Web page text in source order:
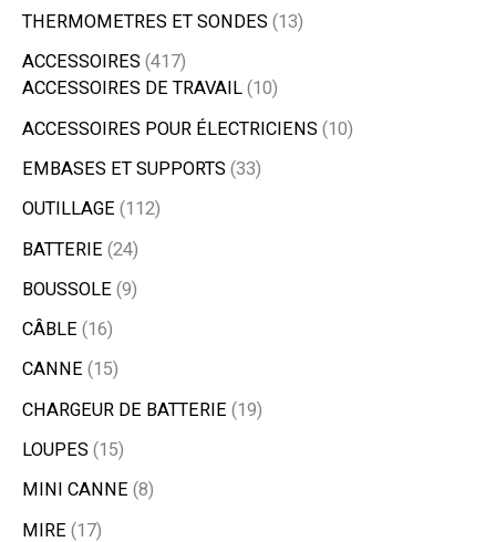
THERMOMETRES ET SONDES 13
ACCESSOIRES 417
ACCESSOIRES DE TRAVAIL 10
ACCESSOIRES POUR ÉLECTRICIENS 10
EMBASES ET SUPPORTS 33
OUTILLAGE 112
BATTERIE 24
BOUSSOLE 9
CÂBLE 16
CANNE 15
CHARGEUR DE BATTERIE 19
LOUPES 15
MINI CANNE 8
MIRE 17